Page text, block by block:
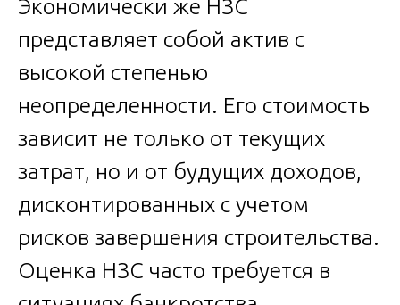
Экономически же НЗС
представляет собой актив с
высокой степенью
неопределенности. Его стоимость
зависит не только от текущих
затрат, но и от будущих доходов,
дисконтированных с учетом
рисков завершения строительства.
Оценка НЗС часто требуется в